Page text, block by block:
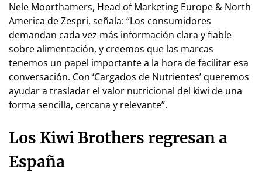
Nele Moorthamers, Head of Marketing Europe & North
America de Zespri, señala: “Los consumidores
demandan cada vez más información clara y fiable
sobre alimentación, y creemos que las marcas
tenemos un papel importante a la hora de facilitar esa
conversación. Con ‘Cargados de Nutrientes’ queremos
ayudar a trasladar el valor nutricional del kiwi de una
forma sencilla, cercana y relevante”.
Los Kiwi Brothers regresan a
España